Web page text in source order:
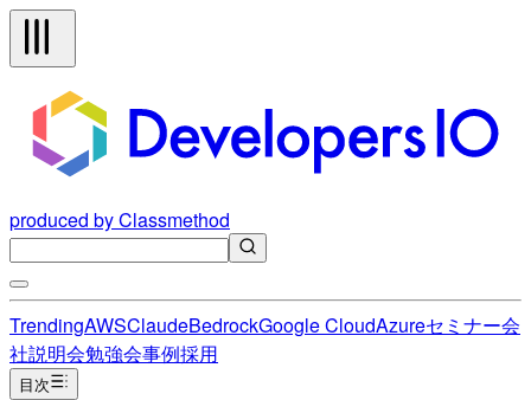
produced by Classmethod
TrendingAWSClaudeBedrockGoogle CloudAzureセミナー会
社説明会勉強会事例採用
目次